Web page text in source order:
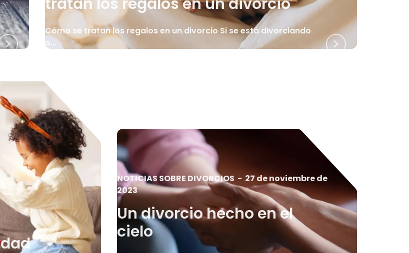
Cómo se tratan los regalos en un divorcio Si se está divorciando
o...
NOTICIAS SOBRE DIVORCIOS - 27 de noviembre de
2023
Un divorcio hecho en el
cielo